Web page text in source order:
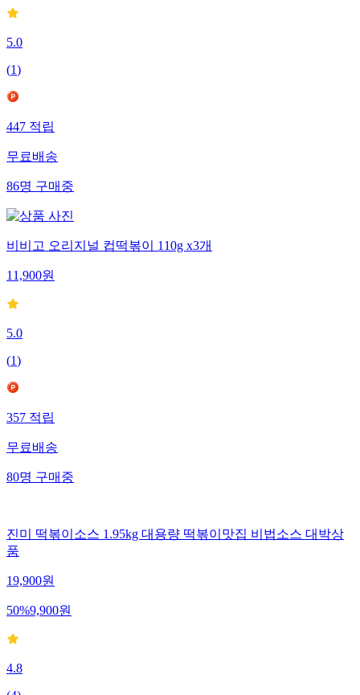
5.0
(1)
447적립
무료배송
86명구매중
비비고 오리지널 컵떡볶이 110g x3개
11,900원
5.0
(1)
357적립
무료배송
80명구매중
진미 떡볶이소스 1.95kg 대용량 떡볶이맛집 비법소스 대박상
품
19,900원
50%9,900원
4.8